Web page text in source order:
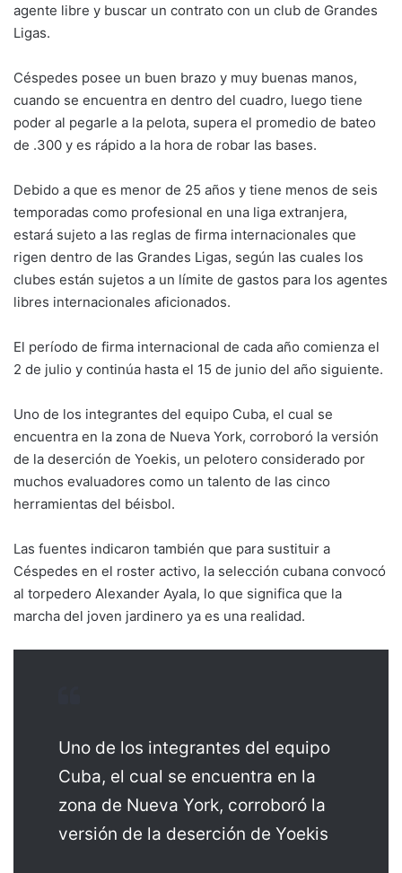
agente libre y buscar un contrato con un club de Grandes
Ligas.
Céspedes posee un buen brazo y muy buenas manos,
cuando se encuentra en dentro del cuadro, luego tiene
poder al pegarle a la pelota, supera el promedio de bateo
de .300 y es rápido a la hora de robar las bases.
Debido a que es menor de 25 años y tiene menos de seis
temporadas como profesional en una liga extranjera,
estará sujeto a las reglas de firma internacionales que
rigen dentro de las Grandes Ligas, según las cuales los
clubes están sujetos a un límite de gastos para los agentes
libres internacionales aficionados.
El período de firma internacional de cada año comienza el
2 de julio y continúa hasta el 15 de junio del año siguiente.
Uno de los integrantes del equipo Cuba, el cual se
encuentra en la zona de Nueva York, corroboró la versión
de la deserción de Yoekis, un pelotero considerado por
muchos evaluadores como un talento de las cinco
herramientas del béisbol.
Las fuentes indicaron también que para sustituir a
Céspedes en el roster activo, la selección cubana convocó
al torpedero Alexander Ayala, lo que significa que la
marcha del joven jardinero ya es una realidad.
Uno de los integrantes del equipo
Cuba, el cual se encuentra en la
zona de Nueva York, corroboró la
versión de la deserción de Yoekis